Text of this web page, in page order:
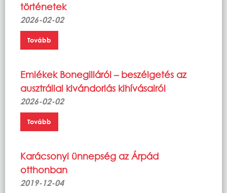
történetek
2026-02-02
Tovább
Emlékek Bonegilláról – beszélgetés az
ausztráliai kivándorlás kihívásairól
2026-02-02
Tovább
Karácsonyi ünnepség az Árpád
otthonban
2019-12-04